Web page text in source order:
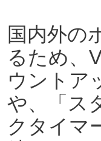
国内外の
るため、
ウントア
や、「ス
クタイマ